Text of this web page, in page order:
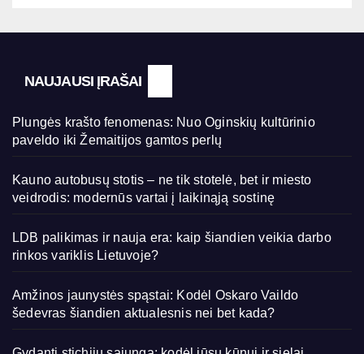
NAUJAUSI ĮRAŠAI
Plungės krašto fenomenas: Nuo Oginskių kultūrinio
paveldo iki Žemaitijos gamtos perlų
Kauno autobusų stotis – ne tik stotelė, bet ir miesto
veidrodis: modernūs vartai į laikinąją sostinę
LDB palikimas ir nauja era: kaip šiandien veikia darbo
rinkos variklis Lietuvoje?
Amžinos jaunystės spąstai: Kodėl Oskaro Vaildo
šedevras šiandien aktualesnis nei bet kada?